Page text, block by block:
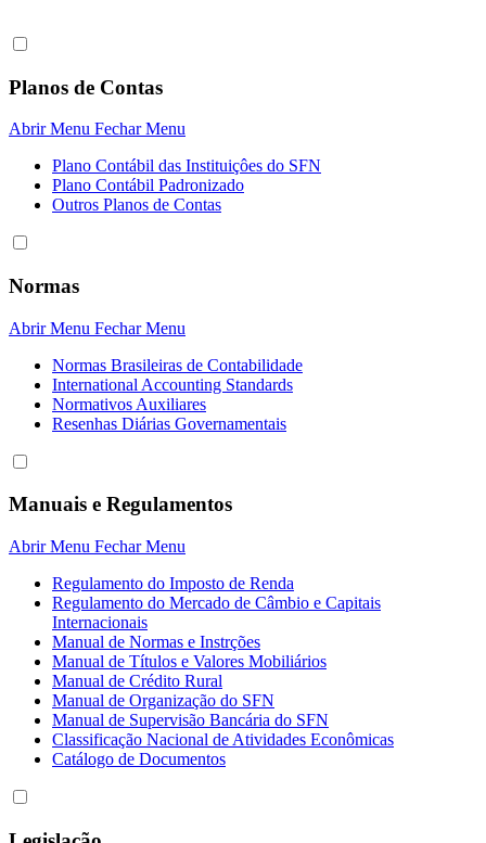
Planos de Contas
Abrir Menu Fechar Menu
Plano Contábil das Instituiçôes do SFN
Plano Contábil Padronizado
Outros Planos de Contas
Normas
Abrir Menu Fechar Menu
Normas Brasileiras de Contabilidade
International Accounting Standards
Normativos Auxiliares
Resenhas Diárias Governamentais
Manuais e Regulamentos
Abrir Menu Fechar Menu
Regulamento do Imposto de Renda
Regulamento do Mercado de Câmbio e Capitais
Internacionais
Manual de Normas e Instrções
Manual de Títulos e Valores Mobiliários
Manual de Crédito Rural
Manual de Organização do SFN
Manual de Supervisão Bancária do SFN
Classificação Nacional de Atividades Econômicas
Catálogo de Documentos